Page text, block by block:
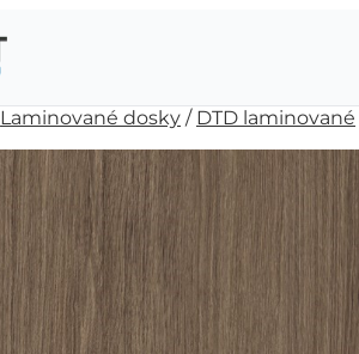
Laminované dosky / DTD laminované